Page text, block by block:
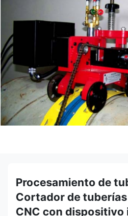
Procesamiento de
Cortador de
CNC con dispositivo